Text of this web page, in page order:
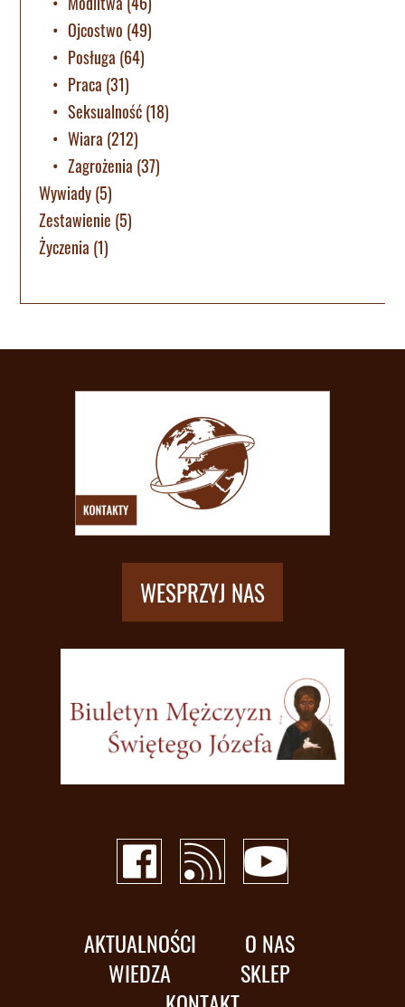
Ojcostwo (49)
Posługa (64)
Praca (31)
Seksualność(18)
Wiara (212)
Zagrożenia (37)
Wywiady(5)
Zestawienie (5)
Życzenia (1)
WESPRZYJ NAS
AKTUALNOŚCI
O NAS
WIEDZA
SKLEP